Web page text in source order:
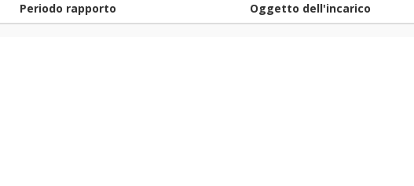
Periodo rapporto Oggetto dell'incarico